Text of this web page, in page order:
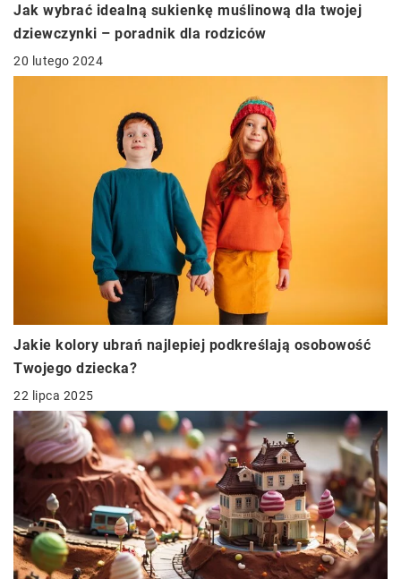
Jak wybrać idealną sukienkę muślinową dla twojej
dziewczynki – poradnik dla rodziców
20 lutego 2024
Jakie kolory ubrań najlepiej podkreślają osobowość
Twojego dziecka?
22 lipca 2025